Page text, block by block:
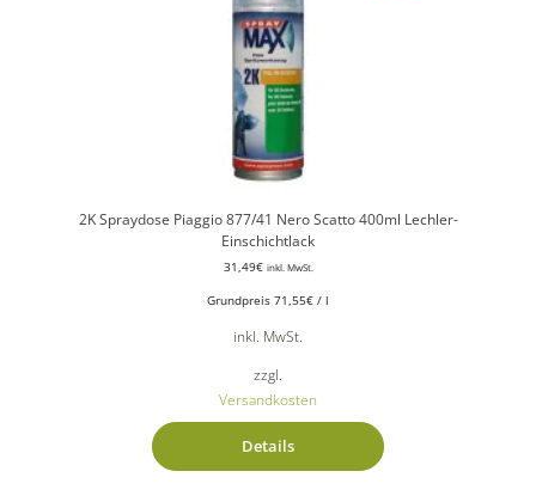
2K Spraydose Piaggio 877/41 Nero Scatto 400ml Lechler-
Einschichtlack
31,49€ inkl. MwSt.
Grundpreis 71,55€ / l
inkl. MwSt.
zzgl.
Versandkosten
Details